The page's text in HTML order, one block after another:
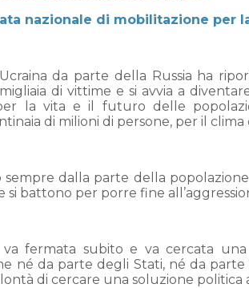
nazionale di mobilitazione per
da parte della Russia ha
di vittime e si avvia a
la vita e il futuro delle
di milioni di persone, per il
sempre dalla parte della
si battono per porre fine
fermata subito e va cercata
né da parte degli Stati, né da
di cercare una soluzione politica